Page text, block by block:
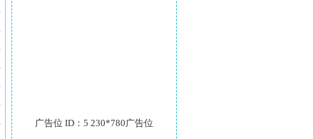
广告位 ID：5 230*780广告位